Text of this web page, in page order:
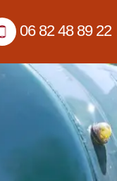
06 82 48 89 22